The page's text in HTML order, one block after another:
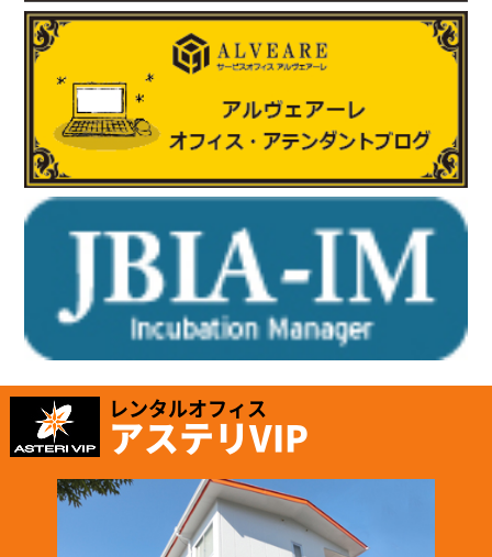
2025.6.17
「株式会社テイコク」様のお知らせ
岐阜県内の中学生向けお仕事ブックに株式会社テイコク様が掲載
されました。
https://www.teikoku-eng.co.jp/notice/9424/
2025.5.8
「有限会社ホッピングワールド」様のお知らせ
ホームページが新しくリニューアルされました。
https://www.hopping.co.jp/jp/index.php
レンタルオフィス
アステリVIP